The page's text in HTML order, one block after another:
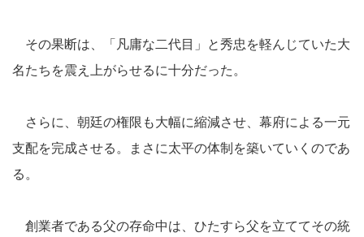
その果断は、「凡庸な二代目」と秀忠を軽んじていた大
名たちを震え上がらせるに十分だった。
さらに、朝廷の権限も大幅に縮減させ、幕府による一元
支配を完成させる。まさに太平の体制を築いていくのであ
る。
創業者である父の存命中は、ひたすら父を立ててその統